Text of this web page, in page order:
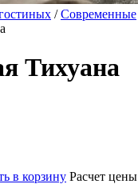
/Современные
Тихуана
в корзину Расчет цены